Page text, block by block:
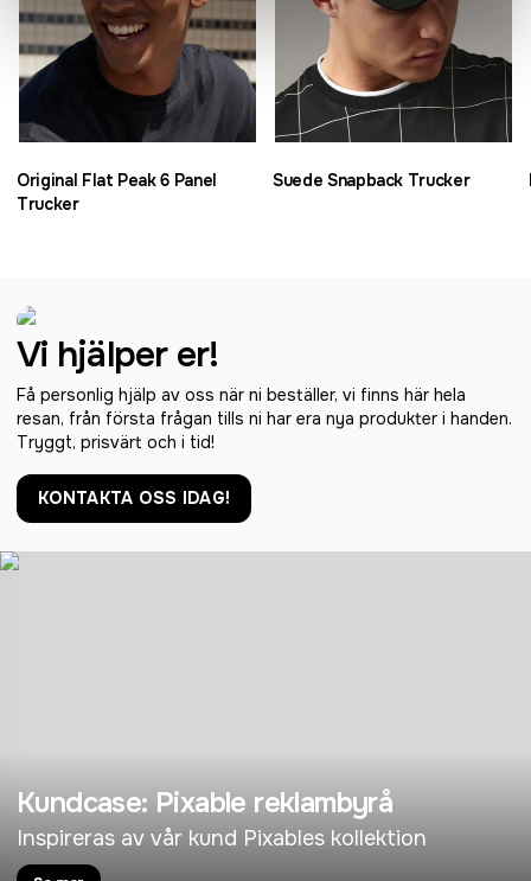
Original Flat Peak 6 Panel
Trucker
Suede Snapback Trucker
Vi hjälper er!
Få personlig hjälp av oss när ni beställer, vi finns här hela
resan, från första frågan tills ni har era nya produkter i handen.
Tryggt, prisvärt och i tid!
KONTAKTA OSS IDAG!
Kundcase: Pixable reklambyrå
Inspireras av vår kund Pixables kollektion